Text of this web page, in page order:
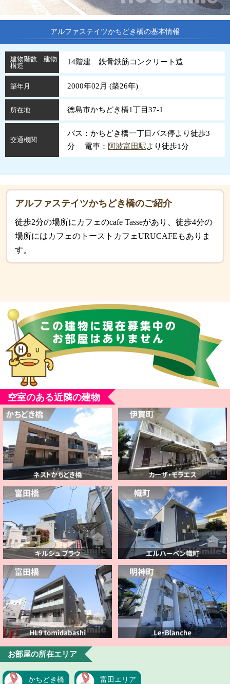
アルファステイツかちどき橋の基本情報
建物階数 建物
構造
14階建 鉄骨鉄筋コンクリート造
築年月 2000年02月 (築26年)
所在地 徳島市かちどき橋1丁目37-1
交通機関
バス：かちどき橋一丁目バス停より徒歩3
分 電車： 阿波富田駅より徒歩1分
アルファステイツかちどき橋のご紹介
徒歩2分の場所にカフェのcafe Tasseがあり、徒歩4分の
場所にはカフェのトーストカフェURUCAFEもありま
す。
空室のある近隣の建物
お部屋の所在エリア
かちどき橋 富田エリア